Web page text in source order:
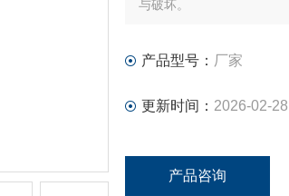
与破坏。
产品型号： 厂家
更新时间： 2026-02-28
产品咨询